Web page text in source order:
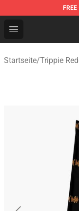
FREE
Open menu
Trippie Redd
Startseite/Trippie